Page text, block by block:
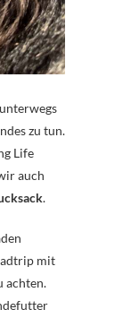
zu tun.
Life
auch
.
mit
achten.